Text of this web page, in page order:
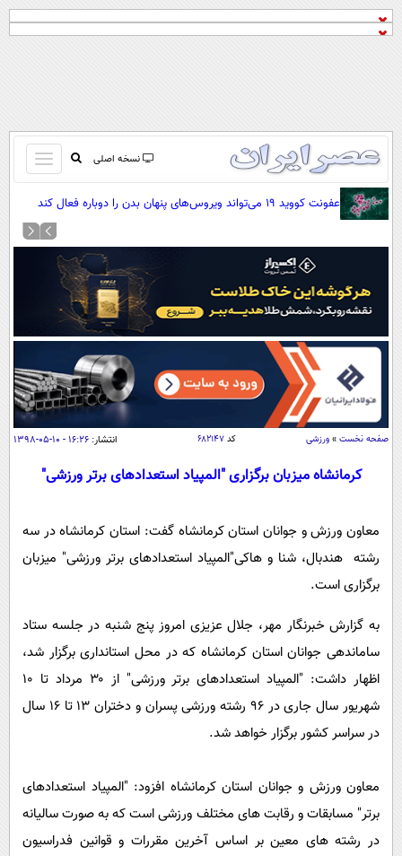
نسخه اصلی
باز
و
بسته
کردن
صفحه اول
آرشیو
نظرسنجی
آب و هوا
اوقات شرعی
سواد زندگی
اقتصاد
اقتصادی
جامعه
حوادث
سلامت
محیط زیست
بین الملل
سیاست خارجی
فرهنگ و هنر
فناوری و It
علمی
اخبار کریپتو
قرآن
گوناگون
سرگرمی
باشگاه مغز
فیلم
اقتصاد
سیاست
سرگرمی
فناوری
عصر ایران 2
پیامک
روانشناسی
عفونت کووید ۱۹ می‌تواند ویروس‌های پنهان بدن را دوباره فعال کند
صفحه نخست » ورزشی کد ۶۸۲۱۴۷ انتشار: ۱۶:۲۶ - ۱۰-۰۵-۱۳۹۸
کرمانشاه میزبان برگزاری "المپیاد استعدادهای برتر ورزشی"
معاون ورزش و جوانان استان کرمانشاه گفت: استان کرمانشاه در سه
رشته هندبال، شنا و هاکی"المپیاد استعدادهای برتر ورزشی" میزبان
برگزاری است.
به گزارش خبرنگار مهر، جلال عزیزی امروز پنج شنبه در جلسه ستاد
ساماندهی جوانان استان کرمانشاه که در محل استانداری برگزار شد،
اظهار داشت: "المپیاد استعدادهای برتر ورزشی" از ۳۰ مرداد تا ۱۰
شهریور سال جاری در ۹۶ رشته ورزشی پسران و دختران ۱۳ تا ۱۶ سال
در سراسر کشور برگزار خواهد شد.
معاون ورزش و جوانان استان کرمانشاه افزود: "المپیاد استعدادهای
برتر" مسابقات و رقابت های مختلف ورزشی است که به صورت سالیانه
در رشته های معین بر اساس آخرین مقررات و قوانین فدراسیون